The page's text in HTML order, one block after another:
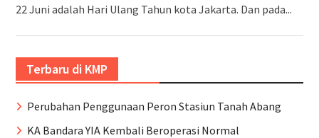
22 Juni adalah Hari Ulang Tahun kota Jakarta. Dan pada...
Terbaru di KMP
Perubahan Penggunaan Peron Stasiun Tanah Abang
KA Bandara YIA Kembali Beroperasi Normal